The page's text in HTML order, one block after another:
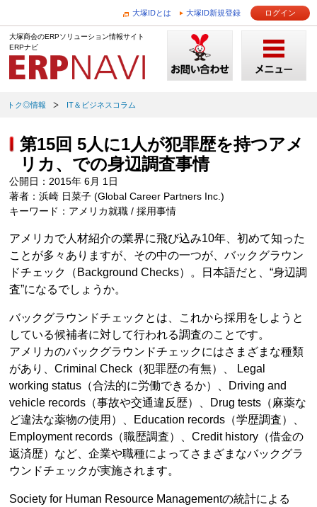
大塚IDとは 大塚ID新規登録 ログイン
大塚商会のERPソリューション情報サイト
ERPナビ
トク◎情報 IT＆ビジネスコラム
第15回 5人に1人が犯罪歴を持つアメ
リカ、での身辺調査事情
公開日：2015年 6月 1日
著者：浜崎 日菜子 (Global Career Partners Inc.)
キーワード：アメリカ就職 / 採用事情
アメリカで人材紹介の業界に飛び込み10年、初めて知った
ことが多々ありますが、その中の一つが、バックグラウン
ドチェック（Background Checks）。日本語だと、“身辺調
査”になるでしょうか。
バックグラウンドチェックとは、これから採用をしようと
している候補者に対して行われる調査のことです。
アメリカのバックグラウンドチェックにはさまざまな種類
があり、Criminal Check（犯罪歴の有無）、 Legal
working status（合法的に労働できるか）、Driving and
vehicle records（事故や交通違反歴）、Drug tests（麻薬な
ど違法な薬物の使用）、Education records（学歴調査）、
Employment records（職歴調査）、Credit history（借金の
返済歴）など、企業や職種によってさまざまなバックグラ
ウンドチェックが実施されます。
Society for Human Resource Managementの統計による